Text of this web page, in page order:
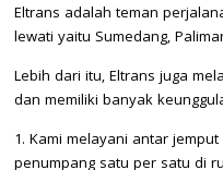
Eltrans adalah teman
lewati yaitu Sumedang,
Lebih dari itu, Eltrans juga
dan memiliki banyak
1. Kami melayani antar
penumpang satu per satu di